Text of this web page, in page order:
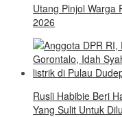
Utang Pinjol Warga
2026
Rusli Habibie Beri
Yang Sulit Untuk